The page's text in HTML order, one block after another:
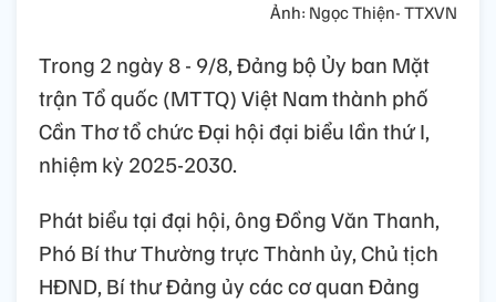
Ảnh: Ngọc Thiện- TTXVN
Trong 2 ngày 8 - 9/8, Đảng bộ Ủy ban Mặt
trận Tổ quốc (MTTQ) Việt Nam thành phố
Cần Thơ tổ chức Đại hội đại biểu lần thứ I,
nhiệm kỳ 2025-2030.
Phát biểu tại đại hội, ông Đồng Văn Thanh,
Phó Bí thư Thường trực Thành ủy, Chủ tịch
HĐND, Bí thư Đảng ủy các cơ quan Đảng